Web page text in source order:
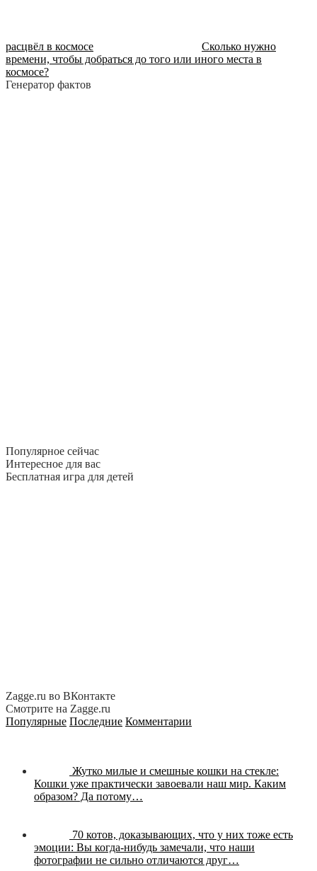
расцвёл в космосе
Сколько нужно
времени, чтобы добраться до того или иного места в
космосе?
Генератор фактов
Популярное сейчас
Интересное для вас
Бесплатная игра для детей
Zagge.ru во ВКонтакте
Смотрите на Zagge.ru
Популярные Последние Комментарии
Жутко милые и смешные кошки на стекле:
Кошки уже практически завоевали наш мир. Каким
образом? Да потому…
70 котов, доказывающих, что у них тоже есть
эмоции: Вы когда-нибудь замечали, что наши
фотографии не сильно отличаются друг…